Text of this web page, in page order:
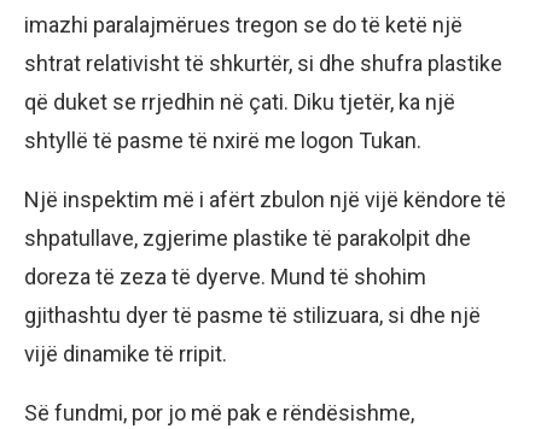
imazhi paralajmërues tregon se do të ketë një
shtrat relativisht të shkurtër, si dhe shufra plastike
që duket se rrjedhin në çati. Diku tjetër, ka një
shtyllë të pasme të nxirë me logon Tukan.
Një inspektim më i afërt zbulon një vijë këndore të
shpatullave, zgjerime plastike të parakolpit dhe
doreza të zeza të dyerve. Mund të shohim
gjithashtu dyer të pasme të stilizuara, si dhe një
vijë dinamike të rripit.
Së fundmi, por jo më pak e rëndësishme,